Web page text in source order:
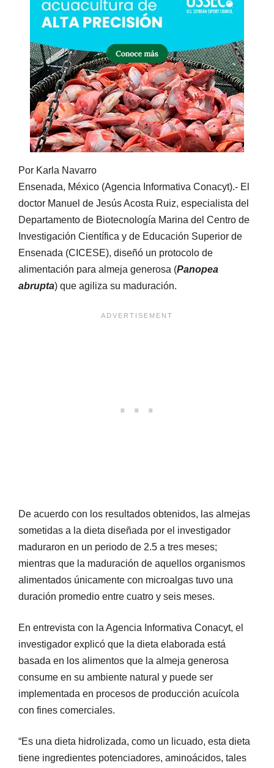
Por Karla Navarro
Ensenada, México (Agencia Informativa Conacyt).- El
doctor Manuel de Jesús Acosta Ruiz, especialista del
Departamento de Biotecnología Marina del Centro de
Investigación Científica y de Educación Superior de
Ensenada (CICESE), diseñó un protocolo de
alimentación para almeja generosa (Panopea
abrupta) que agiliza su maduración.
De acuerdo con los resultados obtenidos, las almejas
sometidas a la dieta diseñada por el investigador
maduraron en un periodo de 2.5 a tres meses;
mientras que la maduración de aquellos organismos
alimentados únicamente con microalgas tuvo una
duración promedio entre cuatro y seis meses.
En entrevista con la Agencia Informativa Conacyt, el
investigador explicó que la dieta elaborada está
basada en los alimentos que la almeja generosa
consume en su ambiente natural y puede ser
implementada en procesos de producción acuícola
con fines comerciales.
“Es una dieta hidrolizada, como un licuado, esta dieta
tiene ingredientes potenciadores, aminoácidos, tales